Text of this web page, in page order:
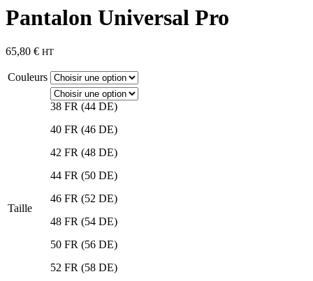
Pantalon Universal Pro
65,80 € HT
Couleurs
Taille
38 FR (44 DE)
40 FR (46 DE)
42 FR (48 DE)
44 FR (50 DE)
46 FR (52 DE)
48 FR (54 DE)
50 FR (56 DE)
52 FR (58 DE)